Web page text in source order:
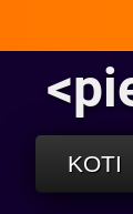
KOTI